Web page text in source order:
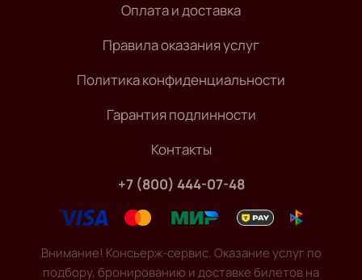
Оплата и доставка
Правила оказания услуг
Политика конфиденциальности
Гарантия подлинности
Контакты
+7 (800) 444-07-48
Внимание! Консьерж-сервис. Оказание услуг по
подбору, бронированию и доставке билетов на